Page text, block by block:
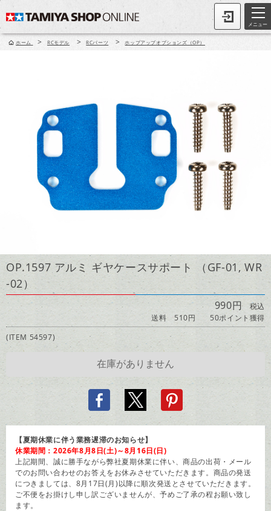
メニュー
ホーム > RCモデル > RCパーツ > ホップアップオプションズ（OP）
OP.1597 アルミ ギヤケースサポート （GF-01, WR
-02）
990円税込
送料 510円
50ポイント獲得
(ITEM 54597)
【夏期休業に伴う業務遅滞のお知らせ】
休業期間：2026年8月8日(土)～8月16日(日)
上記期間、誠に勝手ながら弊社夏期休業に伴い、商品の出荷・メール
でのお問い合わせのお答えをお休みさせていただきます。商品の発送
につきましては、8月17日(月)以降に順次発送とさせていただきます。
ご不便をお掛けし申し訳ございませんが、予めご了承の程お願い致し
ます。